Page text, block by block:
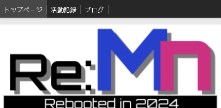
トップページ 活動記録 ブログ